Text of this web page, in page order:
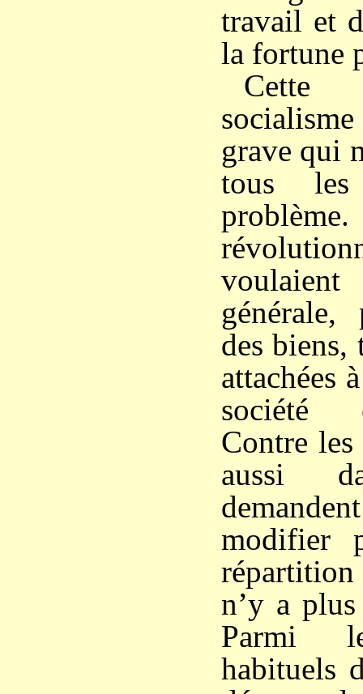
travail et
la fortune
Cette
grave qui
tous les
des biens,
attachées
société
Contre
aussi
modifier
répartition
n’y a
Parmi
habituels